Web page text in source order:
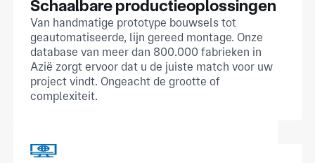
Schaalbare productieoplossingen
Van handmatige prototype bouwsels tot
geautomatiseerde, lijn gereed montage. Onze
database van meer dan 800.000 fabrieken in
Azië zorgt ervoor dat u de juiste match voor uw
project vindt. Ongeacht de grootte of
complexiteit.